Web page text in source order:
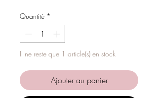
Quantité *
Il ne reste que 1 article(s) en stock
Ajouter au panier